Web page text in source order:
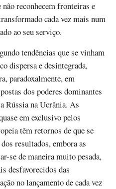
reconhecem fronteiras e
cada vez mais num
ao seu serviço.
tendências que se vinham
dispersa e desintegrada,
paradoxalmente, em
dos poderes dominantes
Rússia na Ucrânia. As
em exclusivo pelos
têm retornos de que se
resultados, embora as
se de maneira muito pesada,
desfavorecidos das
no lançamento de cada vez